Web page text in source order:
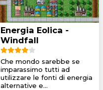
Energia Eolica -
Windfall
Che mondo sarebbe se
imparassimo tutti ad
utilizzare le fonti di energia
alternative e...